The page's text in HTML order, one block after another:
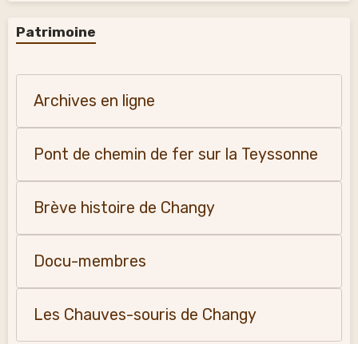
Patrimoine
Archives en ligne
Pont de chemin de fer sur la Teyssonne
Brève histoire de Changy
Docu-membres
Les Chauves-souris de Changy